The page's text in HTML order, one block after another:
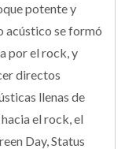
potente y
acústico se formó
por el rock, y
directos
llenas de
el rock, el
Day, Status